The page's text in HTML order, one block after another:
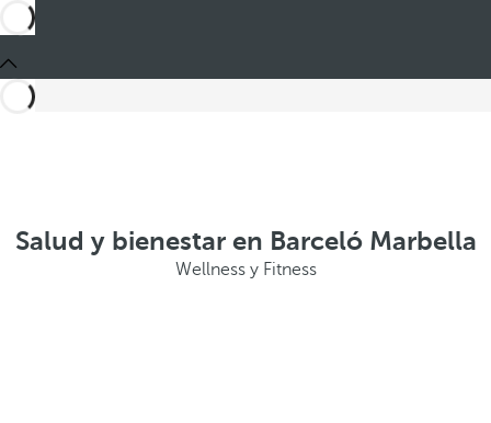
Salud y bienestar en Barceló Marbella
Wellness y Fitness